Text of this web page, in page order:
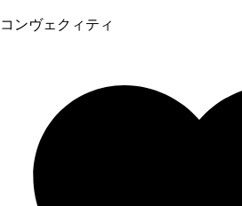
コンヴェクィティ